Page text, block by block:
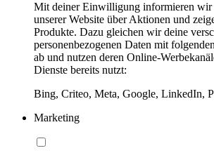
Mit deiner Einwilligung informieren wir
unserer Website über Aktionen und
Produkte. Dazu gleichen wir deine
personenbezogenen Daten mit
ab und nutzen deren Online-
Dienste bereits nutzt:
Bing, Criteo, Meta, Google, LinkedIn,
Marketing